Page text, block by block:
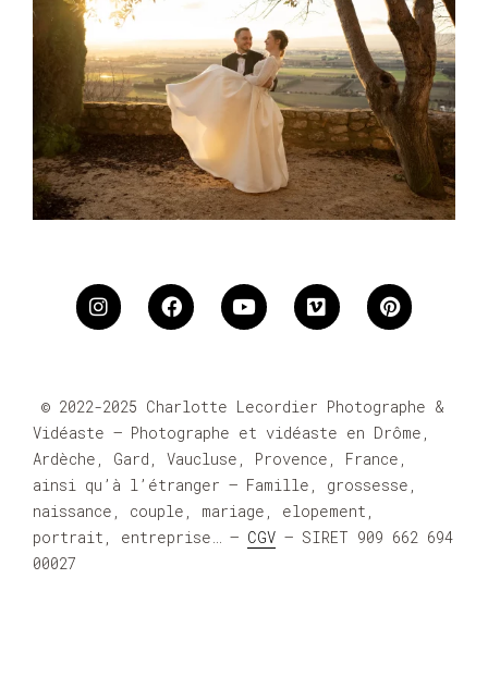
© 2022-2025 Charlotte Lecordier Photographe &
Vidéaste – Photographe et vidéaste en Drôme,
Ardèche, Gard, Vaucluse, Provence, France,
ainsi qu’à l’étranger – Famille, grossesse,
naissance, couple, mariage, elopement,
portrait, entreprise… – CGV – SIRET 909 662 694
00027